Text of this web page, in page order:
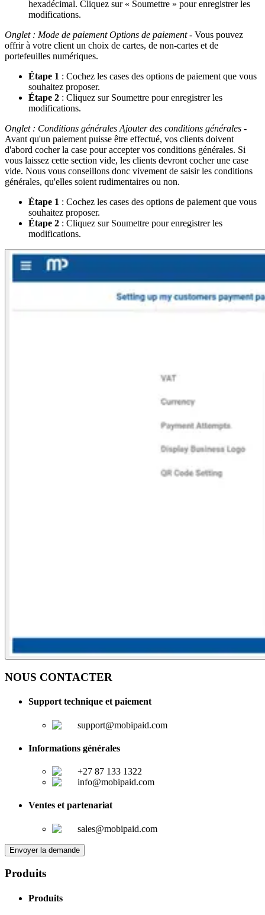
hexadécimal. Cliquez sur « Soumettre » pour enregistrer les
modifications.
Onglet : Mode de paiement Options de paiement- Vous pouvez
offrir à votre client un choix de cartes, de non-cartes et de
portefeuilles numériques.
Étape 1 : Cochez les cases des options de paiement que vous
souhaitez proposer.
Étape 2 : Cliquez sur Soumettre pour enregistrer les
modifications.
Onglet : Conditions générales Ajouter des conditions générales -
Avant qu'un paiement puisse être effectué, vos clients doivent
d'abord cocher la case pour accepter vos conditions générales. Si
vous laissez cette section vide, les clients devront cocher une case
vide. Nous vous conseillons donc vivement de saisir les conditions
générales, qu'elles soient rudimentaires ou non.
Étape 1 : Cochez les cases des options de paiement que vous
souhaitez proposer.
Étape 2 : Cliquez sur Soumettre pour enregistrer les
modifications.
NOUS CONTACTER
Support technique et paiement
support@mobipaid.com
Informations générales
+27 87 133 1322
info@mobipaid.com
Ventes et partenariat
sales@mobipaid.com
Envoyer la demande
Produits
Produits